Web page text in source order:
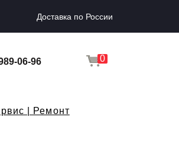
Доставка по России
06-96 0
| Ремонт